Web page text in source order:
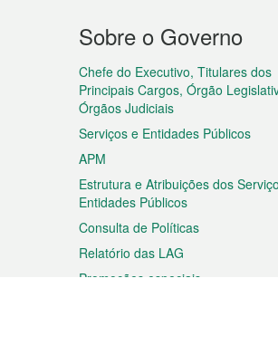
Menu
do
rodapé
Sobre o Governo
Chefe do Executivo, Titulares dos
Principais Cargos, Órgão
Órgãos Judiciais
Serviços e Entidades Públicos
APM
Estrutura e Atribuições dos
Entidades Públicos
Consulta de Políticas
Relatório das LAG
Promoções especiais